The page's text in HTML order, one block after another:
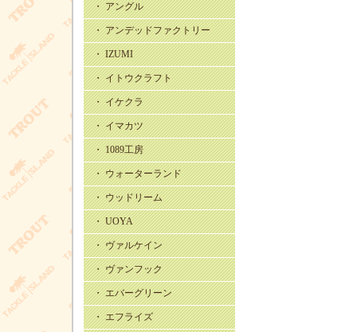
・ アングル
・ アンデッドファクトリー
・ IZUMI
・ イトウクラフト
・ イケクラ
・ イマカツ
・ 1089工房
・ ウォーターランド
・ ウッドリーム
・ UOYA
・ ヴァルケイン
・ ヴァンフック
・ エバーグリーン
・ エフライズ